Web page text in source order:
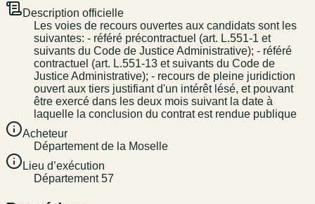
Description officielle
Les voies de recours ouvertes aux candidats sont les
suivantes: - référé précontractuel (art. L.551-1 et
suivants du Code de Justice Administrative); - référé
contractuel (art. L.551-13 et suivants du Code de
Justice Administrative); - recours de pleine juridiction
ouvert aux tiers justifiant d'un intérêt lésé, et pouvant
être exercé dans les deux mois suivant la date à
laquelle la conclusion du contrat est rendue publique
Acheteur
Département de la Moselle
Lieu d’exécution
Département 57